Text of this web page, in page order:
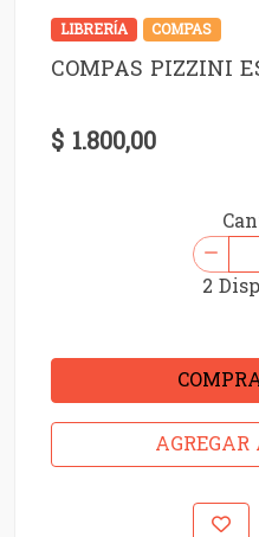
LIBRERÍA COMPAS
COMPAS PIZZINI
$ 1.800,00
2